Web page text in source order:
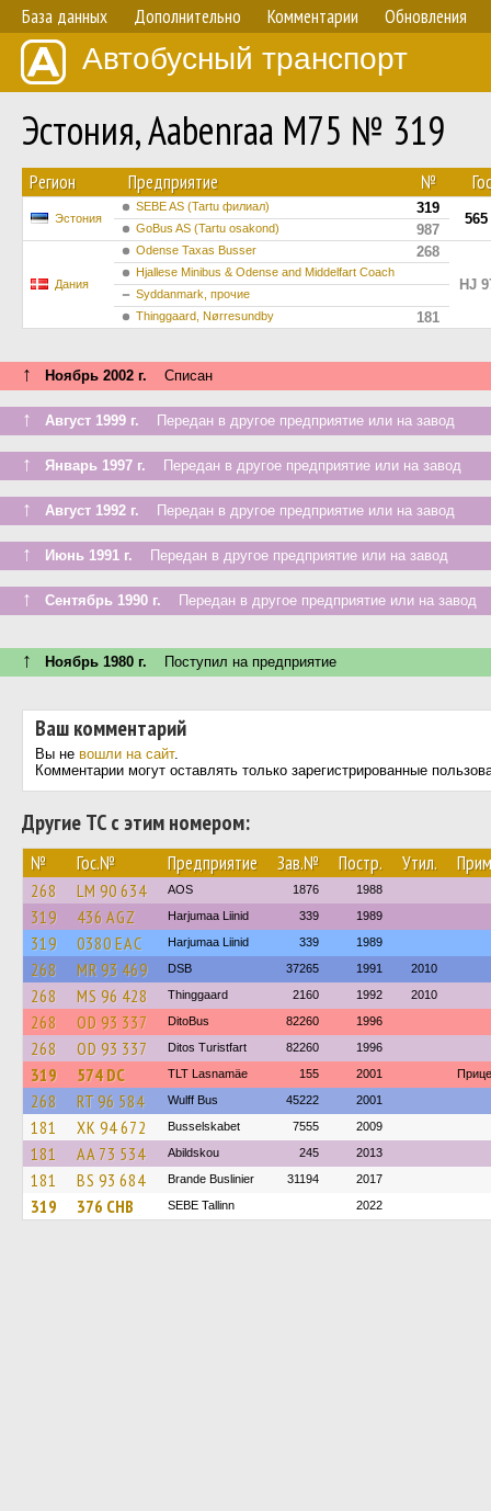
База данных Дополнительно Комментарии Обновления
Автобусный транспорт
Эстония, Aabenraa M75 № 319
Регион Предприятие №
Эстония
SEBE AS (Tartu филиал) 319
GoBus AS (Tartu osakond) 987
Дания
Odense Taxas Busser
268
HJ
Hjallese Minibus & Odense and Middelfart Coach
Syddanmark, прочие
Thinggaard, Nørresundby
181
↑ Ноябрь 2002 г. Списан
↑ Август 1999 г. Передан в другое предприятие или на завод
↑ Январь 1997 г. Передан в другое предприятие или на завод
↑ Август 1992 г. Передан в другое предприятие или на завод
↑ Июнь 1991 г. Передан в другое предприятие или на завод
↑ Сентябрь 1990 г. Передан в другое предприятие или на завод
↑ Ноябрь 1980 г. Поступил на предприятие
Ваш комментарий
Вы не вошли на сайт.
Комментарии могут оставлять только зарегистрированные
Другие ТС с этим номером:
№ Гос.№ Предприятие Зав.№ Постр. Утил.
268 LM 90 634 AOS 1876 1988
319 436 AGZ Harjumaa Liinid 339 1989
319 0380 ЕАС Harjumaa Liinid 339 1989
268 MR 93 469 DSB 37265 1991 2010
268 MS 96 428 Thinggaard 2160 1992 2010
268 OD 93 337 DitoBus 82260 1996
268 OD 93 337 Ditos Turistfart 82260 1996
319 574 DC TLT Lasnamäe 155 2001
268 RT 96 584 Wulff Bus 45222 2001
181 XK 94 672 Busselskabet 7555 2009
181 AA 73 534 Abildskou 245 2013
181 BS 93 684 Brande Buslinier 31194 2017
319 376 CHB SEBE Tallinn 2022